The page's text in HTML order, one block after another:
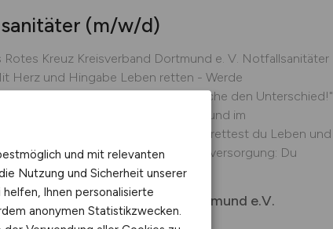
(m/w/d)
Rotes Kreuz Kreisverband Dortmund e. V. Notfallsanitäter
Herz und Hingabe Leben retten - Werde
beim DRK Dortmund und mache den Unterschied!"
Teamarbeit in der Notfallrettung und im
Gemeinsam mit deinem Team rettest du Leben und
Eigenständige Patientenversorgung: Du
gemäß...
Rotes Kreuz Kreisverband Dortmund e.V.
und mit relevanten
Nutzung und Sicherheit unserer
Ihnen personalisierte
anonymen Statistikzwecken.